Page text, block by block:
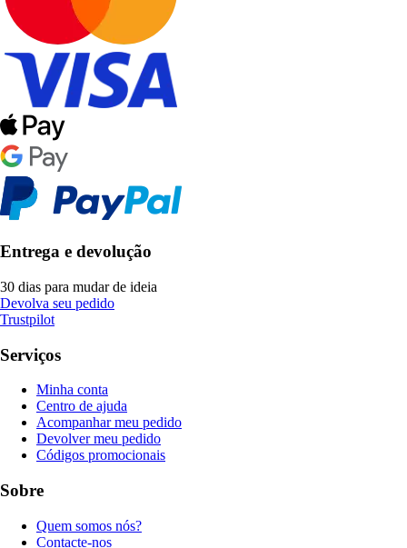
Entrega e devolução
30 dias para mudar de ideia
Devolva seu pedido
Trustpilot
Serviços
Minha conta
Centro de ajuda
Acompanhar meu pedido
Devolver meu pedido
Códigos promocionais
Sobre
Quem somos nós?
Contacte-nos